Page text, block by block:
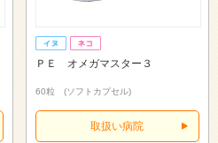
ＰＥ オメガマスター３
60粒 (ソフトカプセル)
取扱い病院